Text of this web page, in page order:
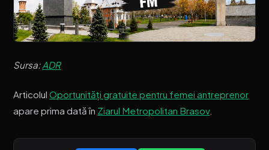
Sursa:ADR
ArticolulOportunități gratuite pentru femei antreprenor
apare prima dată în Ziarul Metropolitan Brasov.